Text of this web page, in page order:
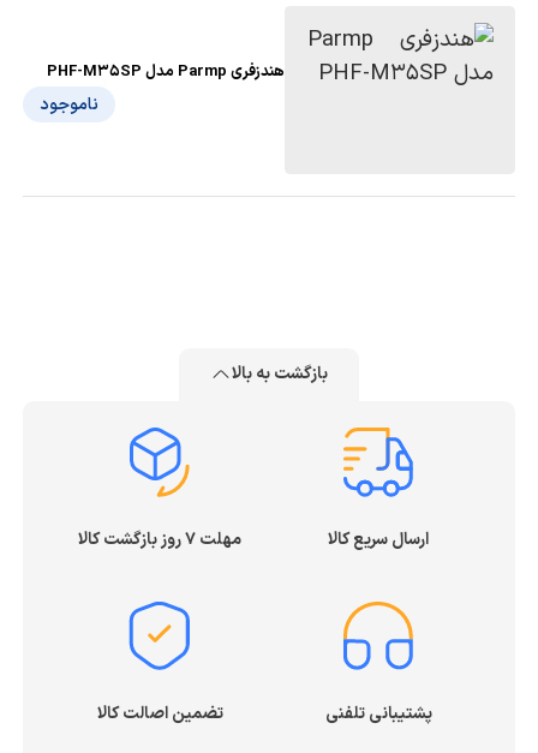
هندزفری Parmp مدل PHF-M35SP
ناموجود
بازگشت به بالا
ارسال سریع کالا مهلت ۷ روز بازگشت کالا
پشتیبانی تلفنی تضمین اصالت کالا